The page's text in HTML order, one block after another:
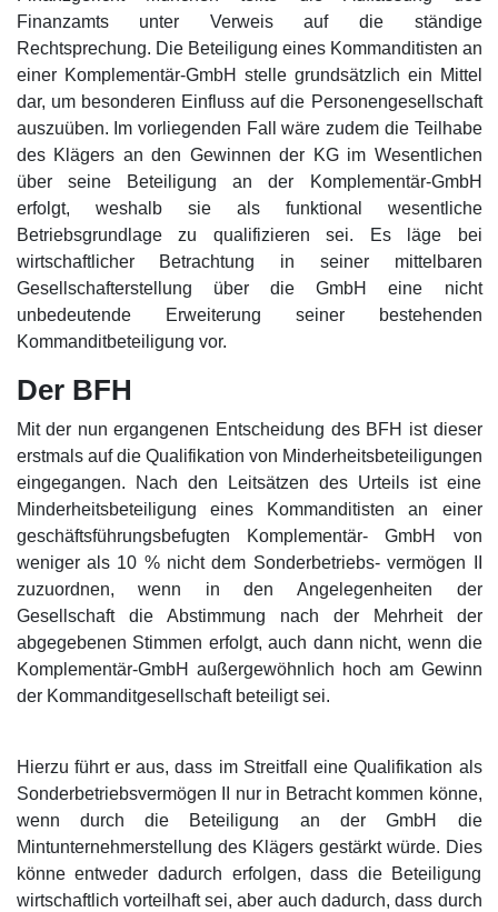
Finanzamts unter Verweis auf die ständige
Rechtsprechung. Die Beteiligung eines Kommanditisten an
einer Komplementär-GmbH stelle grundsätzlich ein Mittel
dar, um besonderen Einfluss auf die Personengesellschaft
auszuüben. Im vorliegenden Fall wäre zudem die Teilhabe
des Klägers an den Gewinnen der KG im Wesentlichen
über seine Beteiligung an der Komplementär-GmbH
erfolgt, weshalb sie als funktional wesentliche
Betriebsgrundlage zu qualifizieren sei. Es läge bei
wirtschaftlicher Betrachtung in seiner mittelbaren
Gesellschafterstellung über die GmbH eine nicht
unbedeutende Erweiterung seiner bestehenden
Kommanditbeteiligung vor.
Der BFH
Mit der nun ergangenen Entscheidung des BFH ist dieser
erstmals auf die Qualifikation von Minderheitsbeteiligungen
eingegangen. Nach den Leitsätzen des Urteils ist eine
Minderheitsbeteiligung eines Kommanditisten an einer
geschäftsführungsbefugten Komplementär- GmbH von
weniger als 10 % nicht dem Sonderbetriebs- vermögen II
zuzuordnen, wenn in den Angelegenheiten der
Gesellschaft die Abstimmung nach der Mehrheit der
abgegebenen Stimmen erfolgt, auch dann nicht, wenn die
Komplementär-GmbH außergewöhnlich hoch am Gewinn
der Kommanditgesellschaft beteiligt sei.
Hierzu führt er aus, dass im Streitfall eine Qualifikation als
Sonderbetriebsvermögen II nur in Betracht kommen könne,
wenn durch die Beteiligung an der GmbH die
Mintunternehmerstellung des Klägers gestärkt würde. Dies
könne entweder dadurch erfolgen, dass die Beteiligung
wirtschaftlich vorteilhaft sei, aber auch dadurch, dass durch